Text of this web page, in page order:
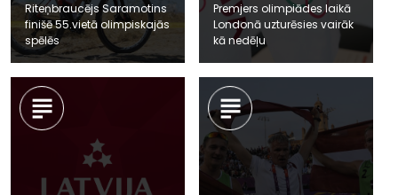
Riteņbraucējs Saramotins
finišē 55.vietā olimpiskajās
spēlēs
Premjers olimpiādes laikā
Londonā uzturēsies vairāk
kā nedēļu